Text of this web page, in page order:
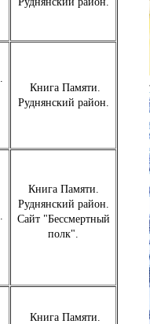
Книга Памяти.
Руднянский район.
Книга Памяти.
Руднянский район.
Сайт "Бессмертный
полк".
Книга Памяти.